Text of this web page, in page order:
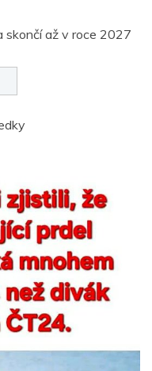
skončí až v roce 2027